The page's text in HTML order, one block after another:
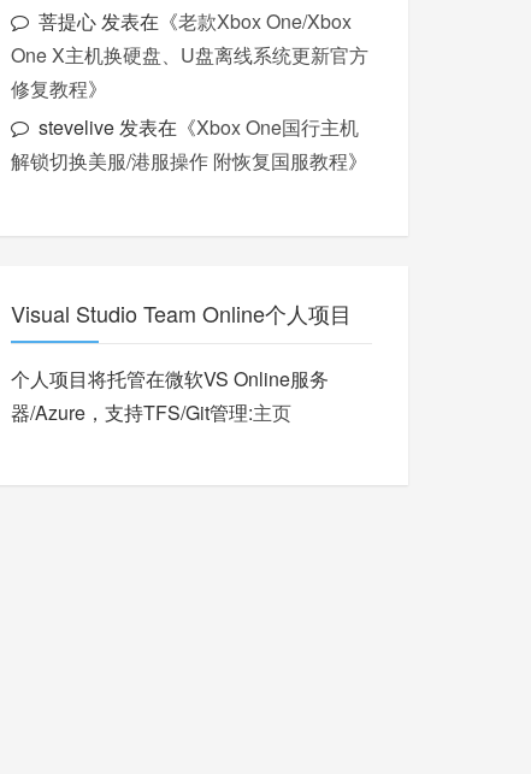
菩提心发表在《老款Xbox One/Xbox
One X主机换硬盘、U盘离线系统更新官方
修复教程》
stevelive发表在《Xbox One国行主机
解锁切换美服/港服操作 附恢复国服教程》
Visual Studio Team Online个人项目
个人项目将托管在微软VS Online服务
器/Azure，支持TFS/Git管理:主页